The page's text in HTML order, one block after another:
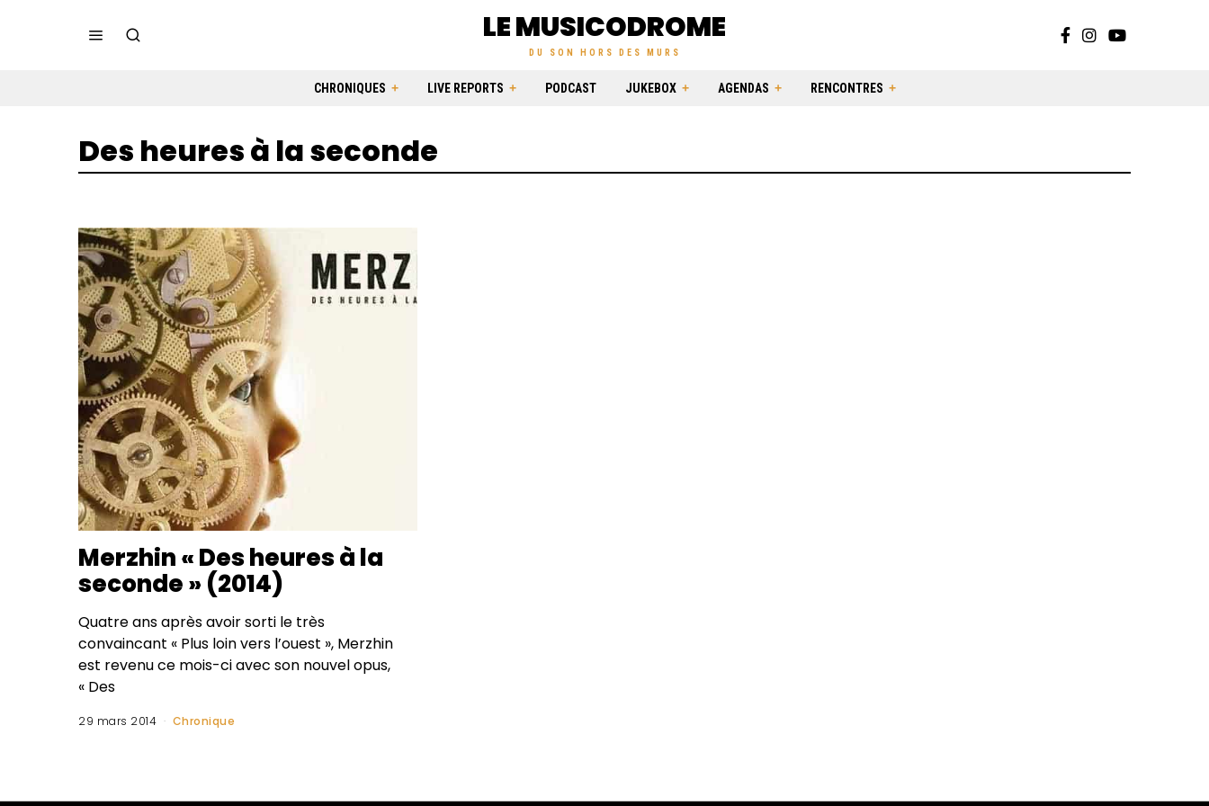
LE MUSICODROME
DU SON HORS DES MURS
CHRONIQUES LIVE REPORTS PODCAST JUKEBOX AGENDAS RENCONTRES
Des heures à la seconde
Merzhin « Des heures à la
seconde » (2014)
Quatre ans après avoir sorti le très
convaincant « Plus loin vers l’ouest », Merzhin
est revenu ce mois-ci avec son nouvel opus,
« Des
29 mars 2014 Chronique